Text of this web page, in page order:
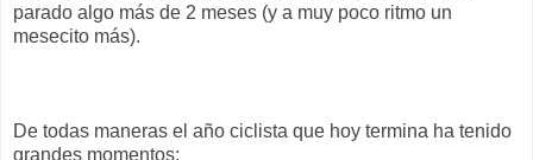
parado algo más de 2 meses (y a muy poco ritmo un
mesecito más).
De todas maneras el año ciclista que hoy termina ha tenido
grandes momentos: